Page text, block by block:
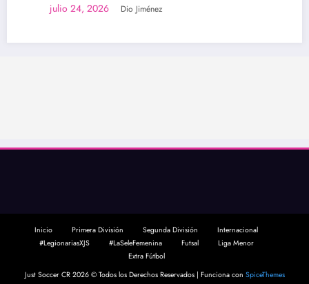
julio 24, 2026 Dio Jiménez
Inicio Primera División Segunda División
Internacional
#LegionariasXJS
#LaSeleFemenina Futsal
Liga Menor
Extra Fútbol
Just Soccer CR 2026 © Todos los Derechos Reservados | Funciona con SpiceThemes